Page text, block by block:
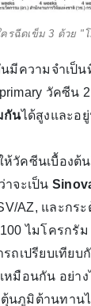
รฉีดเข็ม 3 ด้วย "
มีความจำเป็น
วัคซีน
กันได้สูงและอ
วัคซีนเบื้องต้
จะเป็น
AZ, และกระ
100 ไมโครกรัม
ถเปรียบเทียบ
หมือนกัน อย่า
นภูมิต้านทาน